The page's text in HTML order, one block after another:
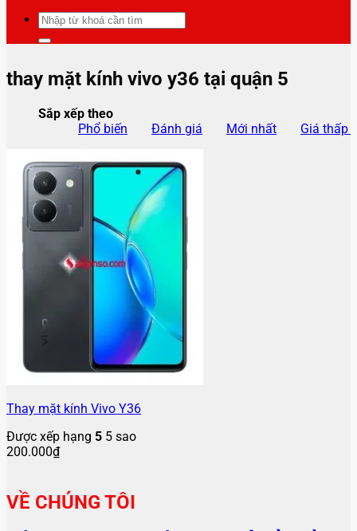
Tìm
kiếm:
thay mặt kính vivo y36 tại quận 5
Sắp xếp theo
Phổ biến
Đánh giá Mới nhất Giá thấp
Thay mặt kính Vivo Y36
Được xếp hạng 5 5 sao
200.000₫
VỀ CHÚNG TÔI